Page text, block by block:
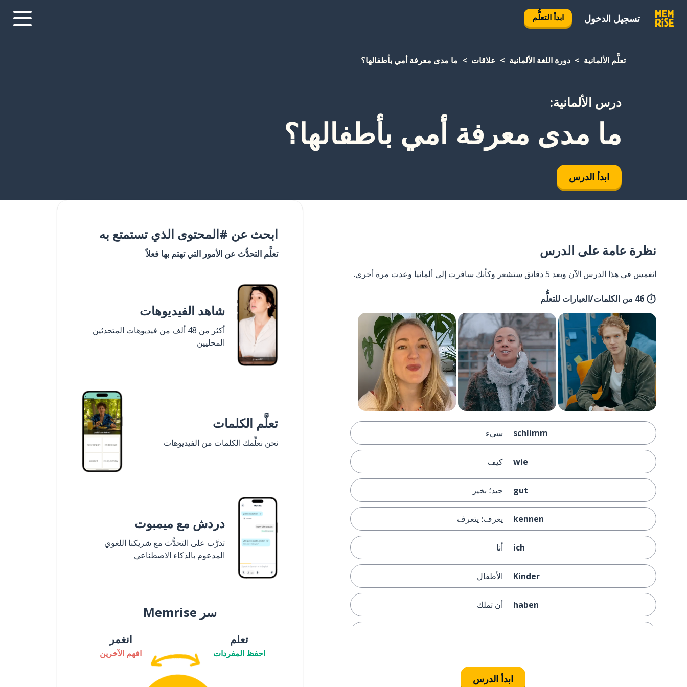
تسجيل الدخول ابدأ التعلُّم
تعلَّم الألمانية دورة اللغة الألمانية علاقات ما مدى معرفة أمي بأطفالها؟
درس الألمانية:
ما مدى معرفة أمي بأطفالها؟
ابدأ الدرس
نظرة عامة على الدرس
انغمس في هذا الدرس الآن وبعد 5 دقائق ستشعر وكأنك سافرت إلى ألمانيا وعدت مرة أخرى.
46 من الكلمات/العبارات للتعلُّم
schlimm سيء
wie كيف
gut جيد؛ بخير
kennen يعرف؛ يتعرف
ich أنا
Kinder الأطفال
haben أن تملك
ابدأ الدرس
ابحث عن #المحتوى الذي تستمتع به
تعلَّم التحدُّث عن الأمور التي تهتم بها فعلاً
شاهد الفيديوهات
أكثر من 48 ألف من فيديوهات المتحدثين
المحليين
تعلَّم الكلمات
نحن نعلِّمك الكلمات من الفيديوهات
دردش مع ميمبوت
تدرَّب على التحدُّث مع شريكنا اللغوي
المدعوم بالذكاء الاصطناعي
سر Memrise
تعلم
احفظ المفردات
انغمر
افهم الآخرين